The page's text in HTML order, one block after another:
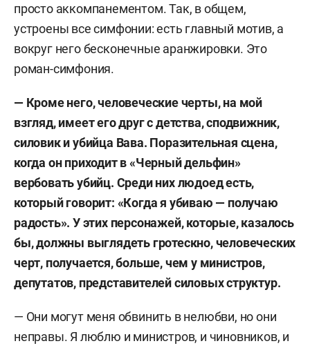
просто аккомпанементом. Так, в общем,
устроены все симфонии: есть главный мотив, а
вокруг него бесконечные аранжировки. Это
роман-симфония.
— Кроме него, человеческие черты, на мой
взгляд, имеет его друг с детства, сподвижник,
силовик и убийца Вава. Поразительная сцена,
когда он приходит в «Черный дельфин»
вербовать убийц. Среди них людоед есть,
который говорит: «Когда я убиваю — получаю
радость». У этих персонажей, которые, казалось
бы, должны выглядеть гротескно, человеческих
черт, получается, больше, чем у министров,
депутатов, представителей силовых структур.
— Они могут меня обвинить в нелюбви, но они
неправы. Я люблю и министров, и чиновников, и